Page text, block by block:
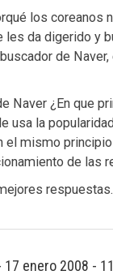
los coreanos
les da digerido y
de
Naver ¿En que
usa la
el mismo
de las
respuestas.
17 enero 2008 -